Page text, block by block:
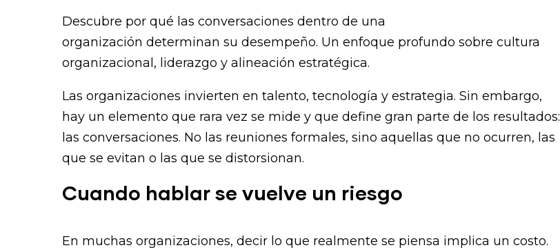
Descubre por qué las conversaciones dentro de una
organización determinan su desempeño. Un enfoque profundo sobre cultura
organizacional, liderazgo y alineación estratégica.
Las organizaciones invierten en talento, tecnología y estrategia. Sin embargo,
hay un elemento que rara vez se mide y que define gran parte de los resultados:
las conversaciones. No las reuniones formales, sino aquellas que no ocurren, las
que se evitan o las que se distorsionan.
Cuando hablar se vuelve un riesgo
En muchas organizaciones, decir lo que realmente se piensa implica un costo.